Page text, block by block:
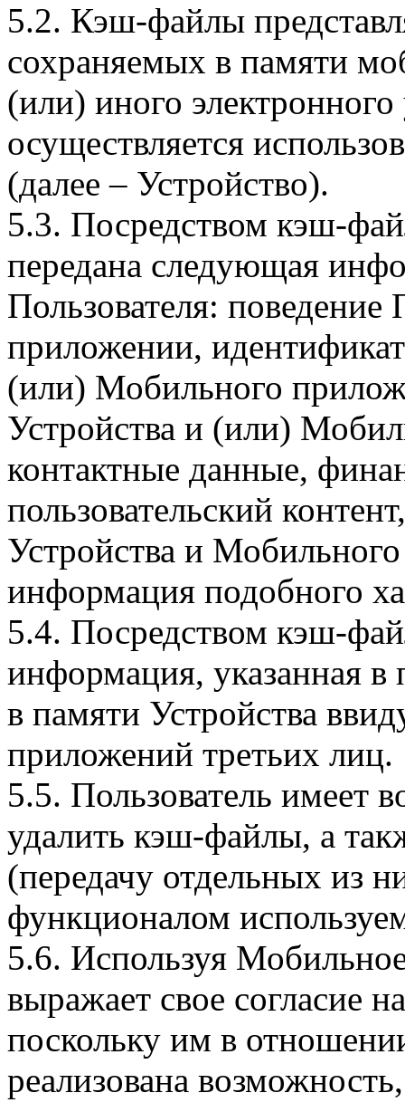
5.2. Кэш-файлы
сохраняемых в памяти
(или) иного электронного
осуществляется
(далее – Устройство).
5.3. Посредством кэш-
передана следующая
Пользователя:
приложении,
(или) Мобильного
Устройства и (или)
контактные данные,
пользовательский
Устройства и
информация подобного
5.4. Посредством кэш-
информация, указанная в
в памяти Устройства
приложений третьих лиц.
5.5. Пользователь имеет
удалить кэш-файлы, а
(передачу отдельных из
функционалом
5.6. Используя
выражает свое согласие
поскольку им в
реализована